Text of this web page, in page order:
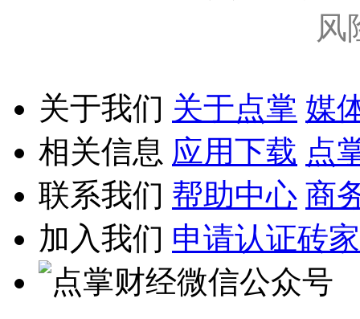
风
关于我们 关于点掌 媒
相关信息 应用下载 点
联系我们 帮助中心 商
加入我们 申请认证砖家